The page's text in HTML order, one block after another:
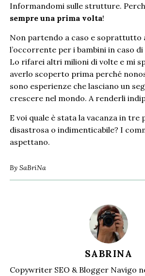
Informandomi sulle strutture.
sempre una prima volta!
Non partendo a caso e soprattutto
l’occorrente per i bambini in caso
Lo rifarei altri milioni di volte e mi
averlo scoperto prima perché
sono esperienze che lasciano un
crescere nel mondo. A renderli
E voi quale è stata la vacanza in tre
disastrosa o indimenticabile? I
aspettano.
By SaBriNa
SABRINA
Copywriter SEO & Blogger Navigo